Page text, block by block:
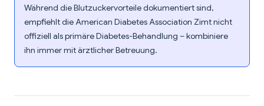
Während die Blutzuckervorteile dokumentiert sind,
empfiehlt die American Diabetes Association Zimt nicht
offiziell als primäre Diabetes-Behandlung – kombiniere
ihn immer mit ärztlicher Betreuung.